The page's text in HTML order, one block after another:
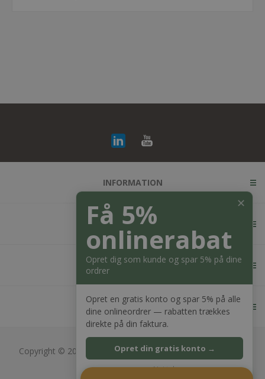
INFORMATION
KUNDESERVICE
MIN KONTO
KONTAKT OS
Copyright © 2026 Bagger Nielsen webshop. Alle rettigheder
forbeholdt.
✕
Få 5%
onlinerabat
Opret dig som kunde og spar 5% på dine
ordrer
Opret en gratis konto og spar 5% på alle
dine onlineordrer — rabatten trækkes
direkte på din faktura.
Opret din gratis konto →
Nej tak